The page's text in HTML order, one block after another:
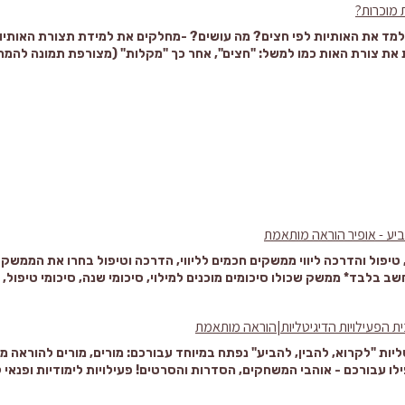
מוכרות?
את האותיות לפי חצים? מה עושים? -מחלקים את למידת תצורת
את צורת האות כמו למשל: "חצים", אחר כך "מקלות" (מצורפת תמונה
- אופיר הוראה מותאמת
טיפול והדרכה ליווי ממשקים חכמים לליווי, הדרכה וטיפול בחרו את
בלבד* ממשק שכולו סיכומים מוכנים למילוי, סיכומי שנה, סיכומי טיפול,
הפעילויות הדיגיטליות|הוראה מותאמת
"לקרוא, להבין, להביע" נפתח במיוחד עבורכם: מורים, מורים להוראה
עבורכם - אוהבי המשחקים, הסדרות והסרטים! פעילויות לימודיות ופנאי